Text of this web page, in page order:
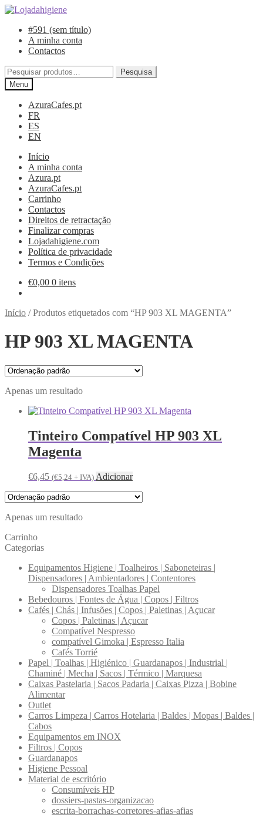
Ir
navegação
Saltar
conteúdo
#591 (sem título)
A minha conta
Contactos
Pesquisar
por:
Pesquisa
Menu
AzuraCafes.pt
FR
ES
EN
Início
A minha conta
Azura.pt
AzuraCafes.pt
Carrinho
Contactos
Direitos de retractação
Finalizar compras
Lojadahigiene.com
Política de privacidade
Termos e Condições
€0,00 0 itens
Início /Produtos etiquetados com “HP 903 XL MAGENTA”
HP 903 XL MAGENTA
Apenas um resultado
Tinteiro Compatível HP 903 XL
Magenta
€6,45 (€5,24 + IVA) Adicionar
Apenas um resultado
Carrinho
Categorias
Equipamentos Higiene | Toalheiros | Saboneteiras |
Dispensadores | Ambientadores | Contentores
Dispensadores Toalhas Papel
Bebedouros | Fontes de Água | Copos | Filtros
Cafés | Chás | Infusões | Copos | Paletinas | Açucar
Copos | Paletinas | Açucar
Compatível Nespresso
compatível Gimoka | Espresso Italia
Cafés Torrié
Papel | Toalhas | Higiénico | Guardanapos | Industrial |
Chaminé | Mecha | Sacos | Térmico | Marquesa
Caixas Pastelaria | Sacos Padaria | Caixas Pizza | Bobine
Alimentar
Outlet
Carros Limpeza | Carros Hotelaria | Baldes | Mopas | Baldes |
Cabos
Equipamentos em INOX
Filtros | Copos
Guardanapos
Higiene Pessoal
Material de escritório
Consumíveis HP
dossiers-pastas-organizacao
escrita-borrachas-corretores-afias-afias